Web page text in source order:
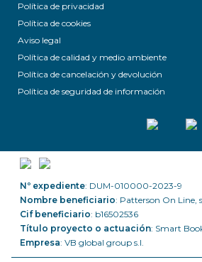
Política de privacidad
Política de cookies
Aviso legal
Política de calidad y medio ambiente
Política de cancelación y devolución
Política de seguridad de información
Nº expediente: DUM-010000-2023-9
Nombre beneficiario: Patterson On Line,
Cif beneficiario: b16502536
Título proyecto o actuación: Smart
Empresa: VB global group s.l.